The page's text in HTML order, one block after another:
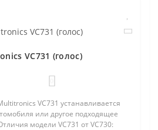
VC731 (голос)
VC731 устанавливается
или другое подходящее
модели VC731 от VC730: